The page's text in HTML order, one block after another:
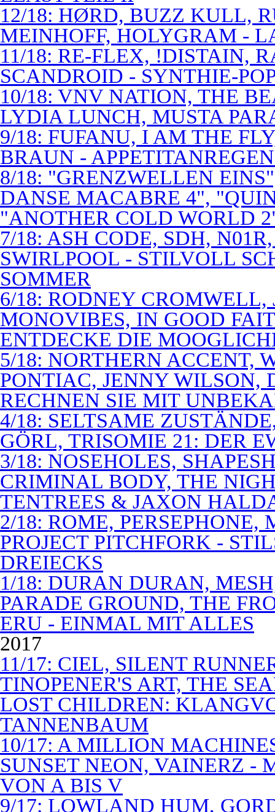
12/18: HØRD, BUZZ KULL,
MEINHOFF, HOLYGRAM -
11/18: RE-FLEX, !DISTAIN,
SCANDROID - SYNTHIE-
10/18: VNV NATION, THE
LYDIA LUNCH, MUSTA
9/18: FUFANU, I AM THE
BRAUN -
8/18: "GRENZWELLEN
DANSE MACABRE 4",
"ANOTHER COLD WORLD
7/18: ASH CODE, SDH,
SWIRLPOOL - STILVOLL
SOMMER
6/18: RODNEY
MONOVIBES, IN GOOD
ENTDECKE DIE
5/18: NORTHERN ACCENT,
PONTIAC, JENNY WILSON,
RECHNEN SIE MIT
4/18: SELTSAME
GÖRL, TRISOMIE 21: DER
3/18: NOSEHOLES,
CRIMINAL BODY, THE
TENTREES & JAXON
2/18: ROME,
PROJECT PITCHFORK -
DREIECKS
1/18: DURAN DURAN,
PARADE GROUND, THE
ERU - EINMAL MIT ALLES
2017
11/17: CIEL, SILENT
TINOPENER'S ART, THE
LOST CHILDREN:
TANNENBAUM
10/17: A MILLION
SUNSET NEON, VAINERZ -
VON A BIS V
9/17: LOWLAND HUM,